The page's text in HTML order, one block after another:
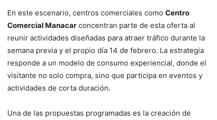
En este escenario, centros comerciales como Centro
Comercial Manacar concentran parte de esta oferta al
reunir actividades diseñadas para atraer tráfico durante la
semana previa y el propio día 14 de febrero. La estrategia
responde a un modelo de consumo experiencial, donde el
visitante no solo compra, sino que participa en eventos y
actividades de corta duración.
Una de las propuestas programadas es la creación de